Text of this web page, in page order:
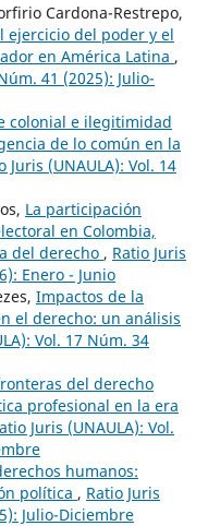
Cardona-Restrepo,
ejercicio del poder y el
en América Latina ,
41 (2025): Julio-
colonial e ilegitimidad
de lo común en la
Juris (UNAULA): Vol. 14
La participación
en Colombia,
del derecho , Ratio Juris
Enero - Junio
Impactos de la
el derecho: un análisis
Vol. 17 Núm. 34
del derecho
profesional en la era
Juris (UNAULA): Vol.
humanos:
política , Ratio Juris
Julio-Diciembre